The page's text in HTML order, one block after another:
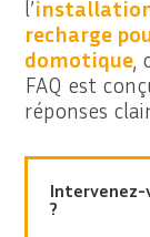
l’
recharge
domotique
FAQ est
réponses
Intervenez-
?